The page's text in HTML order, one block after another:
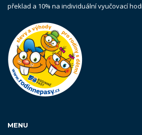
překlad a 10% na individuální vyučovací
MENU